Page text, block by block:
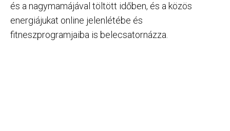
és a nagymamájával töltött időben, és a közös
energiájukat online jelenlétébe és
fitneszprogramjaiba is belecsatornázza.